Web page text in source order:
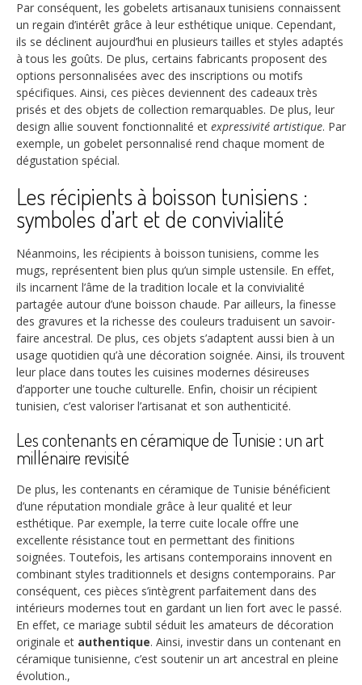
Par conséquent, les gobelets artisanaux tunisiens connaissent
un regain d’intérêt grâce à leur esthétique unique. Cependant,
ils se déclinent aujourd’hui en plusieurs tailles et styles adaptés
à tous les goûts. De plus, certains fabricants proposent des
options personnalisées avec des inscriptions ou motifs
spécifiques. Ainsi, ces pièces deviennent des cadeaux très
prisés et des objets de collection remarquables. De plus, leur
design allie souvent fonctionnalité et expressivité artistique. Par
exemple, un gobelet personnalisé rend chaque moment de
dégustation spécial.
Les récipients à boisson tunisiens :
symboles d’art et de convivialité
Néanmoins, les récipients à boisson tunisiens, comme les
mugs, représentent bien plus qu’un simple ustensile. En effet,
ils incarnent l’âme de la tradition locale et la convivialité
partagée autour d’une boisson chaude. Par ailleurs, la finesse
des gravures et la richesse des couleurs traduisent un savoir-
faire ancestral. De plus, ces objets s’adaptent aussi bien à un
usage quotidien qu’à une décoration soignée. Ainsi, ils trouvent
leur place dans toutes les cuisines modernes désireuses
d’apporter une touche culturelle. Enfin, choisir un récipient
tunisien, c’est valoriser l’artisanat et son authenticité.
Les contenants en céramique de Tunisie : un art
millénaire revisité
De plus, les contenants en céramique de Tunisie bénéficient
d’une réputation mondiale grâce à leur qualité et leur
esthétique. Par exemple, la terre cuite locale offre une
excellente résistance tout en permettant des finitions
soignées. Toutefois, les artisans contemporains innovent en
combinant styles traditionnels et designs contemporains. Par
conséquent, ces pièces s’intègrent parfaitement dans des
intérieurs modernes tout en gardant un lien fort avec le passé.
En effet, ce mariage subtil séduit les amateurs de décoration
originale et authentique. Ainsi, investir dans un contenant en
céramique tunisienne, c’est soutenir un art ancestral en pleine
évolution.,